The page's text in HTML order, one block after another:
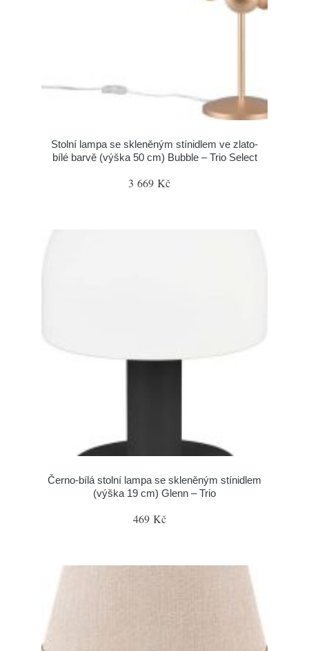
Stolní lampa se skleněným stínidlem ve zlato-
bílé barvě (výška 50 cm) Bubble – Trio Select
3 669 Kč
Černo-bílá stolní lampa se skleněným stínidlem
(výška 19 cm) Glenn – Trio
469 Kč